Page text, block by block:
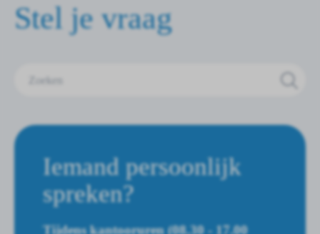
Stel je vraag
Iemand persoonlijk
spreken?
Tijdens kantooruren (08.30 - 17.00